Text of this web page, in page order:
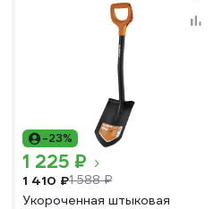
-23%
1 225 ₽
1 410 ₽1 588 ₽
Укороченная штыковая